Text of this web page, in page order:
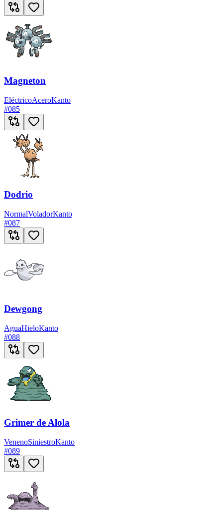
Magneton
EléctricoAceroKanto
#085
Dodrio
NormalVoladorKanto
#087
Dewgong
AguaHieloKanto
#088
Grimer de Alola
VenenoSiniestroKanto
#089